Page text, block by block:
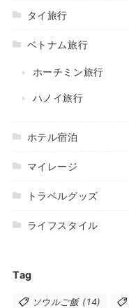
タイ旅行
ベトナム旅行
ホーチミン旅行
ハノイ旅行
ホテル宿泊
マイレージ
トラベルグッズ
ライフスタイル
Tag
ソウルご飯(14)